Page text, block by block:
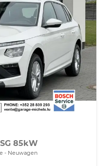
85kW
Neuwagen